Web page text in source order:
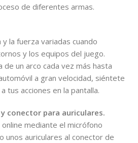
de diferentes armas.
la fuerza variadas cuando
y los equipos del juego.
de un arco cada vez más hasta
a gran velocidad, siéntete
tus acciones en la pantalla.
conector para auriculares.
mediante el micrófono
unos auriculares al conector de